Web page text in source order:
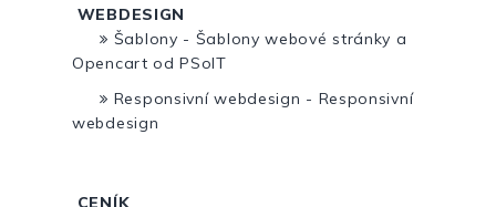
WEBDESIGN
Šablony - Šablony webové stránky a
Opencart od PSoIT
Responsivní webdesign - Responsivní
webdesign
CENÍK